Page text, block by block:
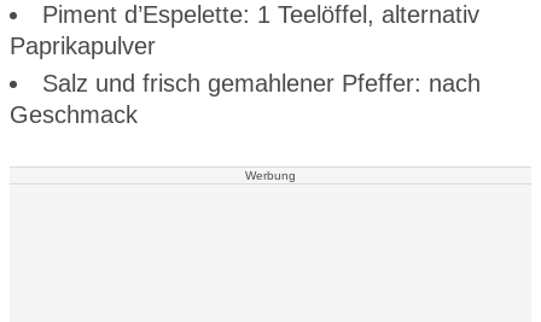
Piment d’Espelette: 1 Teelöffel, alternativ
Paprikapulver
Salz und frisch gemahlener Pfeffer: nach
Geschmack
Werbung